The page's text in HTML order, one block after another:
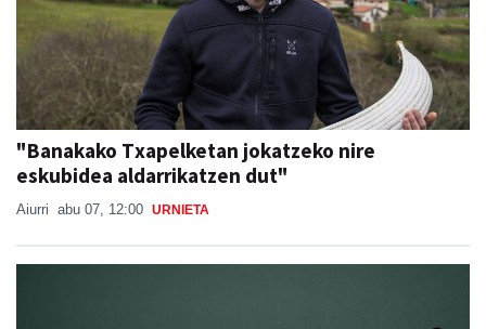
"Banakako Txapelketan jokatzeko nire
eskubidea aldarrikatzen dut"
Aiurri abu 07, 12:00 URNIETA